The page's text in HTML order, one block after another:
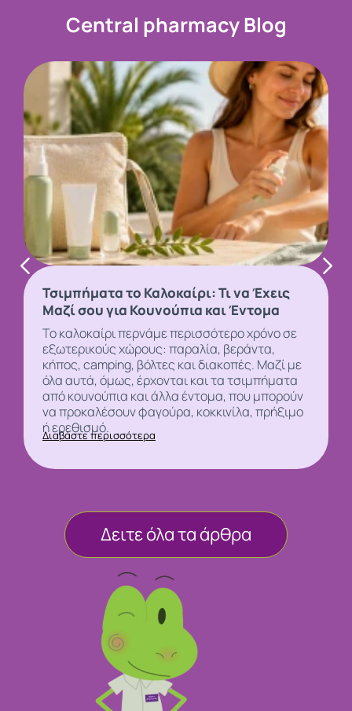
Central pharmacy Blog
Τσιμπήματα το Καλοκαίρι: Τι να Έχεις
Μαζί σου για Κουνούπια και Έντομα
Το καλοκαίρι περνάμε περισσότερο χρόνο σε
εξωτερικούς χώρους: παραλία, βεράντα,
κήπος, camping, βόλτες και διακοπές. Μαζί με
όλα αυτά, όμως, έρχονται και τα τσιμπήματα
απόκουνούπια και άλλα έντομα, που μπορούν
να προκαλέσουν φαγούρα, κοκκινίλα, πρήξιμο
ή ερεθισμό.
Διαβάστε περισσότερα
Δειτε όλα τα άρθρα